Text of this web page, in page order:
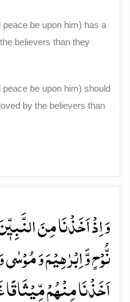
be upon him) has a
believers than they
be upon him) should
by the believers than
وَ اِذۡ اَخَذۡنَا مِنَ
نُّوۡحٍ وَّ اِبۡرٰہِیۡمَ وَ
اَخَذۡنَا مِنۡہُمۡ مِّیۡثَاقًا